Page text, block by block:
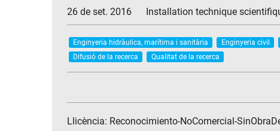
26 de set. 2016 Installation technique
Enginyeria hidràulica, marítima i sanitària Enginyeria civil
Difusió de la recerca
Qualitat de la recerca
Llicència: Reconocimiento-NoComercial-